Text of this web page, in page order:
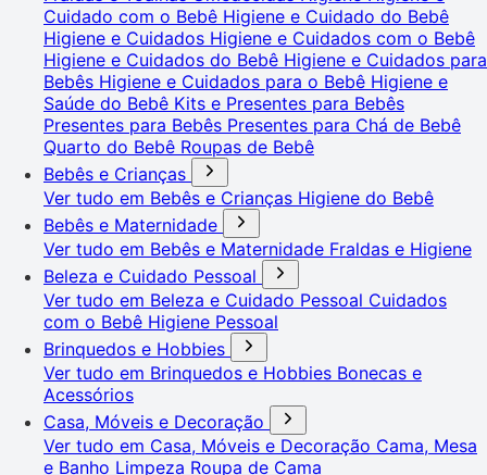
Cuidado com o Bebê Higiene e Cuidado do Bebê
Higiene e Cuidados Higiene e Cuidados com o Bebê
Higiene e Cuidados do Bebê Higiene e Cuidados para
Bebês Higiene e Cuidados para o Bebê Higiene e
Saúde do Bebê Kits e Presentes para Bebês
Presentes para Bebês Presentes para Chá de Bebê
Quarto do Bebê Roupas de Bebê
Bebês e Crianças
Ver tudo em Bebês e Crianças Higiene do Bebê
Bebês e Maternidade
Ver tudo em Bebês e Maternidade Fraldas e Higiene
Beleza e Cuidado Pessoal
Ver tudo em Beleza e Cuidado Pessoal Cuidados
com o Bebê Higiene Pessoal
Brinquedos e Hobbies
Ver tudo em Brinquedos e Hobbies Bonecas e
Acessórios
Casa, Móveis e Decoração
Ver tudo em Casa, Móveis e Decoração Cama, Mesa
e Banho Limpeza Roupa de Cama